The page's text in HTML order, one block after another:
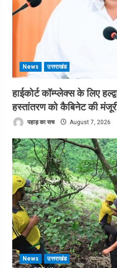
News उत्तराखंड
हाईकोर्ट कॉम्प्लेक्स के लिए
हस्तांतरण को कैबिनेट की
पहाड़ का सच August 7, 2026
News उत्तराखंड